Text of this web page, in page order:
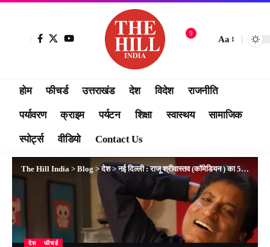
9
Aa
होम फीचर्ड उत्तराखंड देश विदेश राजनीति
पर्यावरण क्राइम पर्यटन शिक्षा स्वास्थय सामाजिक
स्पोर्ट्स वीडियो Contact Us
The Hill India > Blog >देश>नई दिल्ली : राजू श्रीवास्तव (कॉमेडियन ) का 58 वर्ष की आयु में निधन, एम्स में ली अंतिम सांस
देश फीचर्ड